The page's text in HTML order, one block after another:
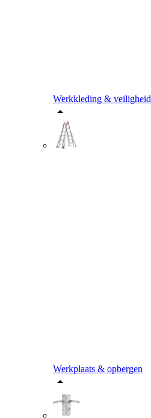
Werkkleding & veiligheid
Werkplaats & opbergen